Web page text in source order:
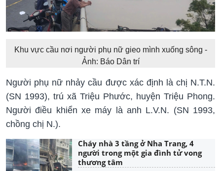
Khu vực cầu nơi người phụ nữ gieo mình xuống sông -
Ảnh: Báo Dân trí
Người phụ nữ nhảy cầu được xác định là chị N.T.N.
(SN 1993), trú xã Triệu Phước, huyện Triệu Phong.
Người điều khiển xe máy là anh L.V.N. (SN 1993,
chồng chị N.).
Cháy nhà 3 tầng ở Nha Trang, 4
người trong một gia đình tử vong
thương tâm